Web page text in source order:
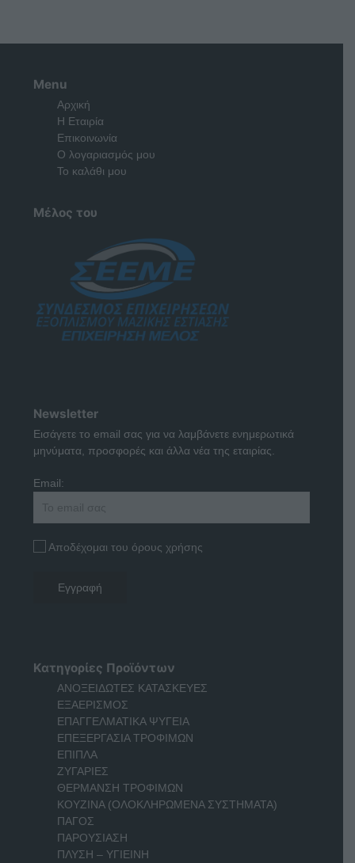
Menu
Αρχική
Η Εταιρία
Επικοινωνία
Ο λογαριασμός μου
Το καλάθι μου
Μέλος του
Newsletter
Εισάγετε το email σας για να λαμβάνετε ενημερωτικά
μηνύματα, προσφορές και άλλα νέα της εταιρίας.
Email:
Αποδέχομαι του όρους χρήσης
Κατηγορίες Προϊόντων
ΑΝΟΞΕΙΔΩΤΕΣ ΚΑΤΑΣΚΕΥΕΣ
ΕΞΑΕΡΙΣΜΟΣ
ΕΠΑΓΓΕΛΜΑΤΙΚΑ ΨΥΓΕΙΑ
ΕΠΕΞΕΡΓΑΣΙΑ ΤΡΟΦΙΜΩΝ
ΕΠΙΠΛΑ
ΖΥΓΑΡΙΕΣ
ΘΕΡΜΑΝΣΗ ΤΡΟΦΙΜΩΝ
ΚΟΥΖΙΝΑ (ΟΛΟΚΛΗΡΩΜΕΝΑ ΣΥΣΤΗΜΑΤΑ)
ΠΑΓΟΣ
ΠΑΡΟΥΣΙΑΣΗ
ΠΛΥΣΗ – ΥΓΙΕΙΝΗ